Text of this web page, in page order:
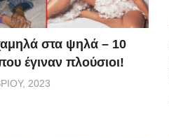
στα ψηλά – 10
έγιναν πλούσιοι!
2023